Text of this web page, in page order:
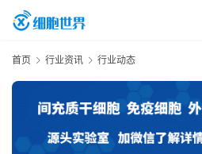
首页 行业资讯 行业动态